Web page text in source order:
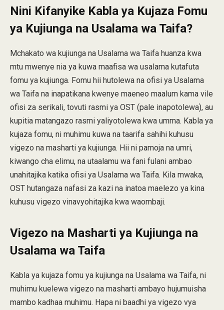
Nini Kifanyike Kabla ya Kujaza Fomu
ya Kujiunga na Usalama wa Taifa?
Mchakato wa kujiunga na Usalama wa Taifa huanza kwa
mtu mwenye nia ya kuwa maafisa wa usalama kutafuta
fomu ya kujiunga. Fomu hii hutolewa na ofisi ya Usalama
wa Taifa na inapatikana kwenye maeneo maalum kama vile
ofisi za serikali, tovuti rasmi ya OST (pale inapotolewa), au
kupitia matangazo rasmi yaliyotolewa kwa umma. Kabla ya
kujaza fomu, ni muhimu kuwa na taarifa sahihi kuhusu
vigezo na masharti ya kujiunga. Hii ni pamoja na umri,
kiwango cha elimu, na utaalamu wa fani fulani ambao
unahitajika katika ofisi ya Usalama wa Taifa. Kila mwaka,
OST hutangaza nafasi za kazi na inatoa maelezo ya kina
kuhusu vigezo vinavyohitajika kwa waombaji.
Vigezo na Masharti ya Kujiunga na
Usalama wa Taifa
Kabla ya kujaza fomu ya kujiunga na Usalama wa Taifa, ni
muhimu kuelewa vigezo na masharti ambayo hujumuisha
mambo kadhaa muhimu. Hapa ni baadhi ya vigezo vya